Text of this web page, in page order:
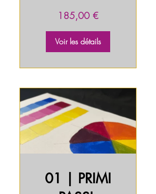
185,00 €
Voir les détails
01 | PRIMI